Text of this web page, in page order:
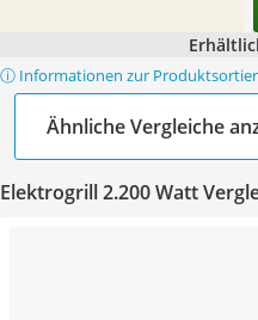
ⓘ Informationen zur
Ähnliche Vergleiche
Elektrogrill 2.200 Watt